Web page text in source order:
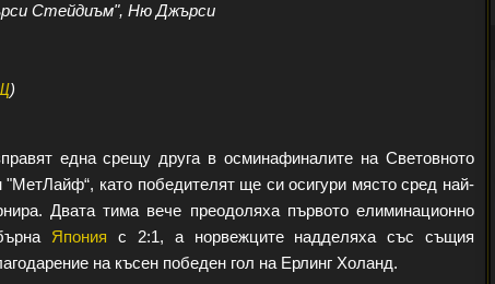
Стейдиъм", Ню Джърси
)
една срещу друга в осминафиналите на Световното
"МетЛайф“, като победителят ще си осигури място сред най-
Двата тима вече преодоляха първото елиминационно
Япония с 2:1, а норвежците надделяха със същия
на късен победен гол на Ерлинг Холанд.